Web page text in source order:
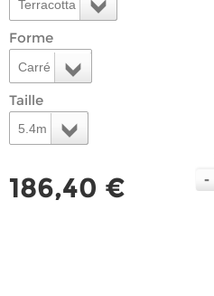
Terracotta
Forme
Carré
Taille
5.4m
186,40 € -